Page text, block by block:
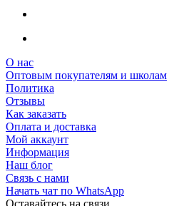
О нас
Оптовым покупателям и школам
Политика
Отзывы
Как заказать
Оплата и доставка
Мой аккаунт
Информация
Наш блог
Связь с нами
Начать чат по WhatsApp
Оставайтесь на связи